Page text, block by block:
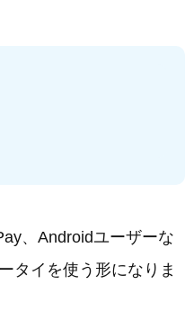
、Androidユーザーな
タイを使う形になりま